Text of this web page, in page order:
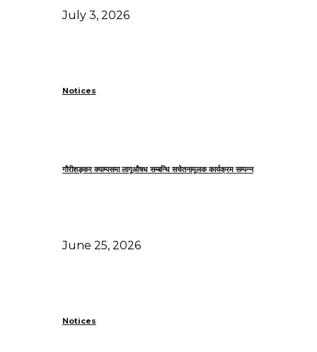
July 3, 2026
Notices
गौरीशङ्कर क्याम्पसमा लागूऔषध सम्बन्धि सचेतनामूलक कार्यक्रम सम्पन्न
June 25, 2026
Notices